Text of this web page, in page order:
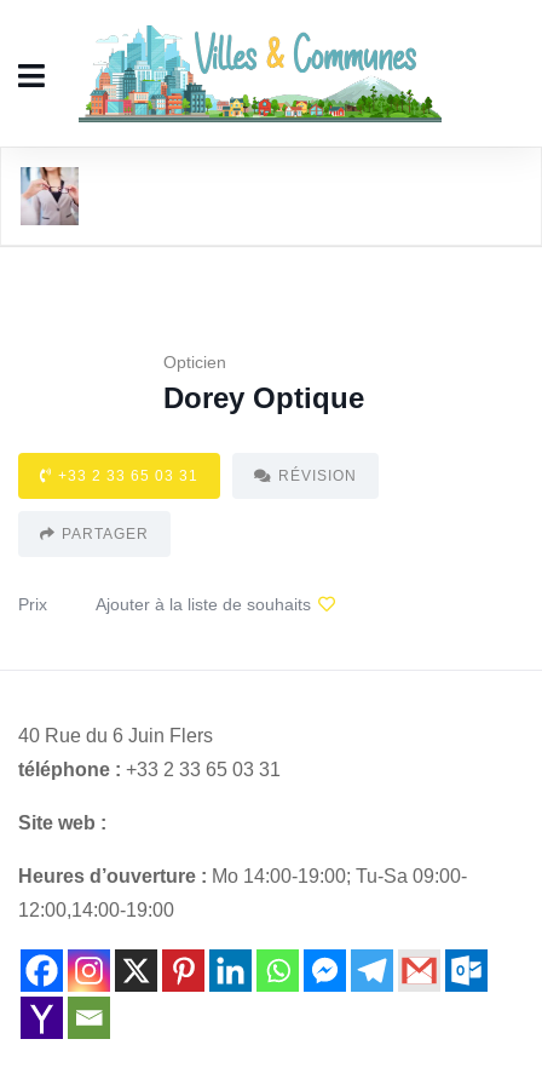
Opticien
Dorey Optique
+33 2 33 65 03 31 RÉVISION
PARTAGER
Prix Ajouter à la liste de souhaits
40 Rue du 6 Juin Flers
téléphone : +33 2 33 65 03 31
Site web :
Heures d’ouverture : Mo 14:00-19:00; Tu-Sa 09:00-
12:00,14:00-19:00